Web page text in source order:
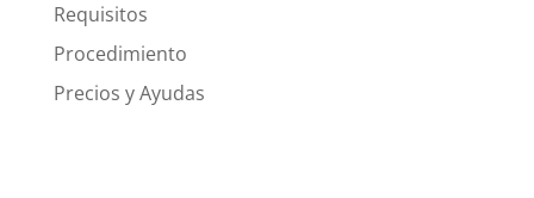
Requisitos
Procedimiento
Precios y Ayudas